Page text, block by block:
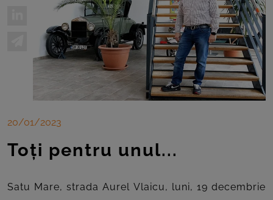
20/01/2023
Toți pentru unul...
Satu Mare, strada Aurel Vlaicu, luni, 19 decembrie